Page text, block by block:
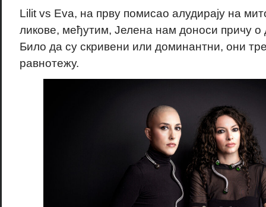
Lilit vs Eva, на прву помисао алудирају на
ликове, међутим, Јелена нам доноси причу о
Било да су скривени или доминантни, они
равнотежу.